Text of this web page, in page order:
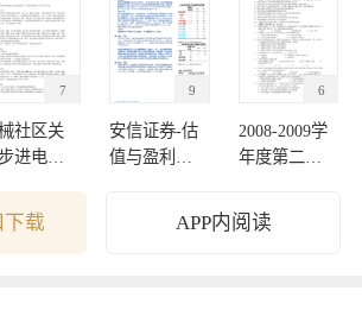
7
社区关
进电机
9
安信证券-估
值与盈利监
6
2008-2009学
年度第二学
试卷
载 APP内阅读